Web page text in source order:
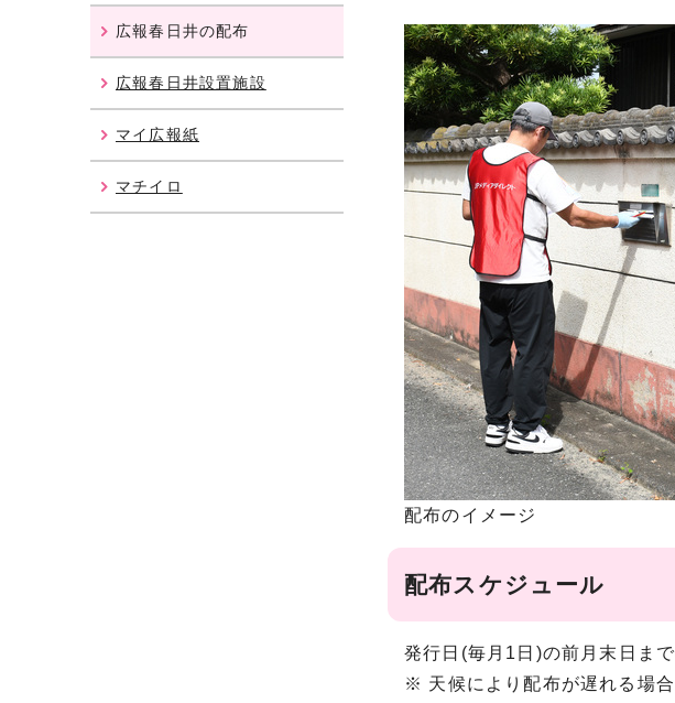
配布のイメージ
配布スケジュール
発行日(毎月1日)の前月末日ま
※ 天候により配布が遅れる場合
広報春日井の配布
広報春日井設置施設
マイ広報紙
マチイロ